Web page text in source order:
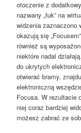
otoczenie z
nazwany „łuk” na
widzenia zaznaczono
okazują się
również są
niektóre nadal
do ukrytych
otwierać bramy,
elektroniczną
Focusa. W rezultacie
niej coraz bardziej
możesz zabrać ze